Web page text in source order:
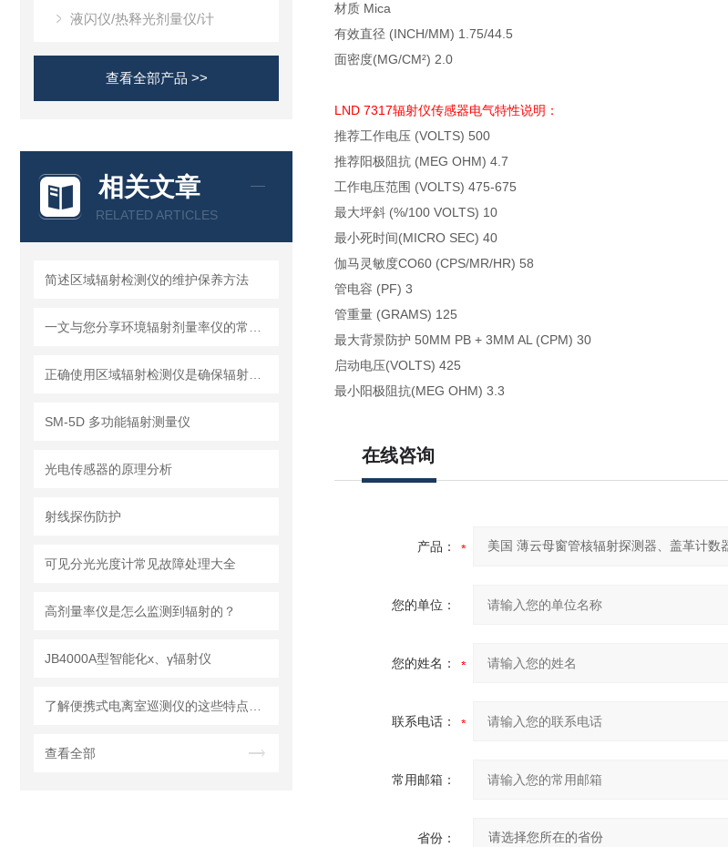
液闪仪/热释光剂量仪/计
查看全部产品 >>
相关文章
RELATED ARTICLES
简述区域辐射检测仪的维护保养方法
SM-5D 多功能辐射测量仪
光电传感器的原理分析
射线探伤防护
可见分光光度计常见故障处理大全
高剂量率仪是怎么监测到辐射的？
JB4000A型智能化х、γ辐射仪
查看全部
材质Mica
有效直径 (INCH/MM) 1.75/44.5
面密度(MG/CM²) 2.0
LND 7317辐射仪传感器电气特性说明：
推荐工作电压(VOLTS) 500
推荐阳极阻抗(MEG OHM) 4.7
工作电压范围 (VOLTS) 475-675
最大坪斜(%/100 VOLTS) 10
最小死时间(MICRO SEC) 40
伽马灵敏度CO60 (CPS/MR/HR) 58
管电容 (PF) 3
管重量(GRAMS) 125
最大背景防护 50MM PB + 3MM AL (CPM) 30
启动电压(VOLTS) 425
最小阳极阻抗(MEG OHM) 3.3
在线咨询
产品：
您的单位：
您的姓名：
联系电话：
常用邮箱：
省份：